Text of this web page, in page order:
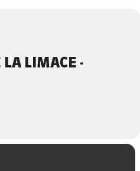
LA LIMACE -